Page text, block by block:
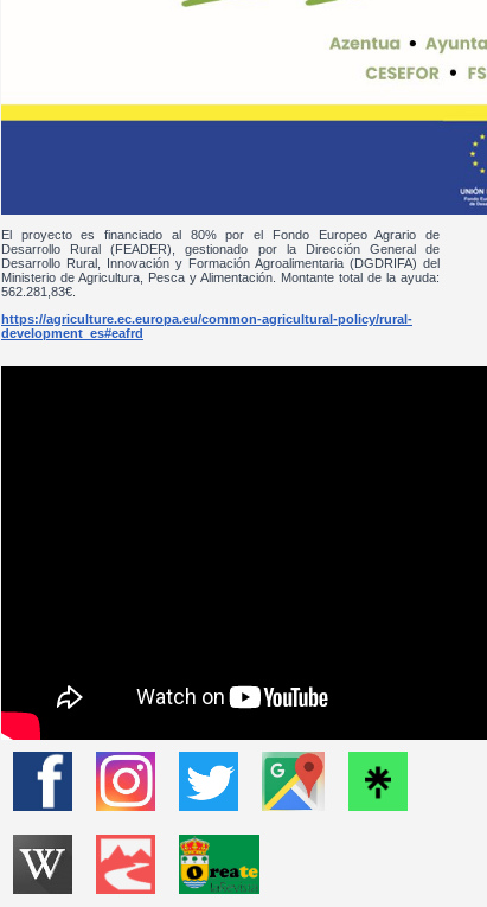
El proyecto es financiado al 80% por el Fondo Europeo Agrario de
Desarrollo Rural (FEADER), gestionado por la Dirección General de
Desarrollo Rural, Innovación y Formación Agroalimentaria (DGDRIFA) del
Ministerio de Agricultura, Pesca y Alimentación. Montante total de la ayuda:
562.281,83€.
https://agriculture.ec.europa.eu/common-agricultural-policy/rural-
development_es#eafrd